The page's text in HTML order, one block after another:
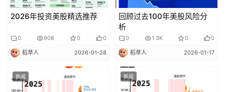
2026年投资美股精选推荐
0 908 0 0
稻草人 2026-01-28
回顾过去100年美股风险分
析
0 1.3K 0 0
稻草人 2026-01-17
新闻 新闻